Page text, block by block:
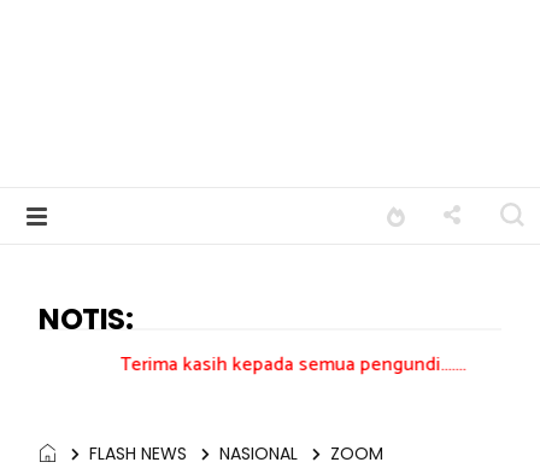
NOTIS:
kasih kepada semua pengundi.......
FLASH NEWS NASIONAL ZOOM